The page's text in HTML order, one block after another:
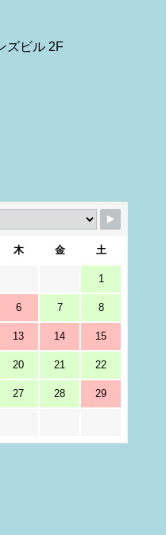
ズビル 2F
木 金 土
1
6 7 8
13 14 15
20 21 22
27 28 29